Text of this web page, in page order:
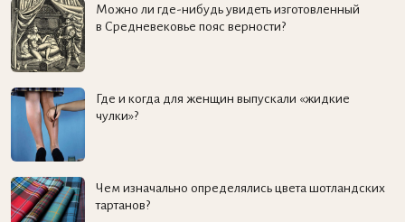
Можно ли где-нибудь увидеть изготовленный
в Средневековье пояс верности?
Где и когда для женщин выпускали «жидкие
чулки»?
Чем изначально определялись цвета шотландских
тартанов?